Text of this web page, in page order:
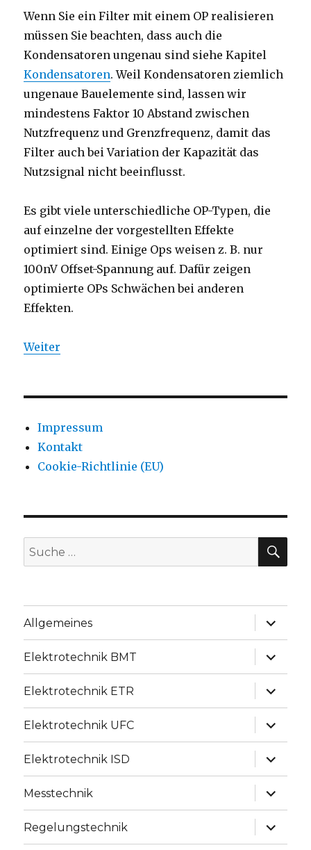
Wenn Sie ein Filter mit einem OP realisieren
müssen Sie beachten, dass auch die
Kondensatoren ungenau sind siehe Kapitel
Kondensatoren. Weil Kondensatoren ziemlich
ungenaue Bauelemente sind, lassen wir
mindestens Faktor 10 Abstand zwischen
Nutzfrequenz und Grenzfrequenz, damit das
Filter auch bei Variation der Kapazität das
Nutzsignal nicht beeinflusst.
Es gibt viele unterschiedliche OP-Typen, die
auf einzelne der vorgestellten Effekte
optimiert sind. Einige Ops weisen z. B. nur
100nV Offset-Spannung auf. Dafür zeigen
optimierte OPs Schwächen bei anderen
Effekten.
Weiter
Impressum
Kontakt
Cookie-Richtlinie (EU)
Suche
nach:
Allgemeines
Elektrotechnik BMT
Elektrotechnik ETR
Elektrotechnik UFC
Elektrotechnik ISD
Messtechnik
Regelungstechnik